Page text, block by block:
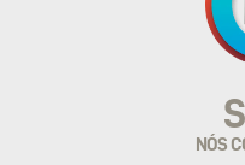
NÓS